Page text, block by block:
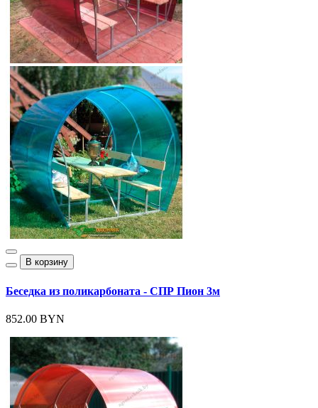
В корзину
Беседка из поликарбоната - СПР Пион 3м
852.00 BYN